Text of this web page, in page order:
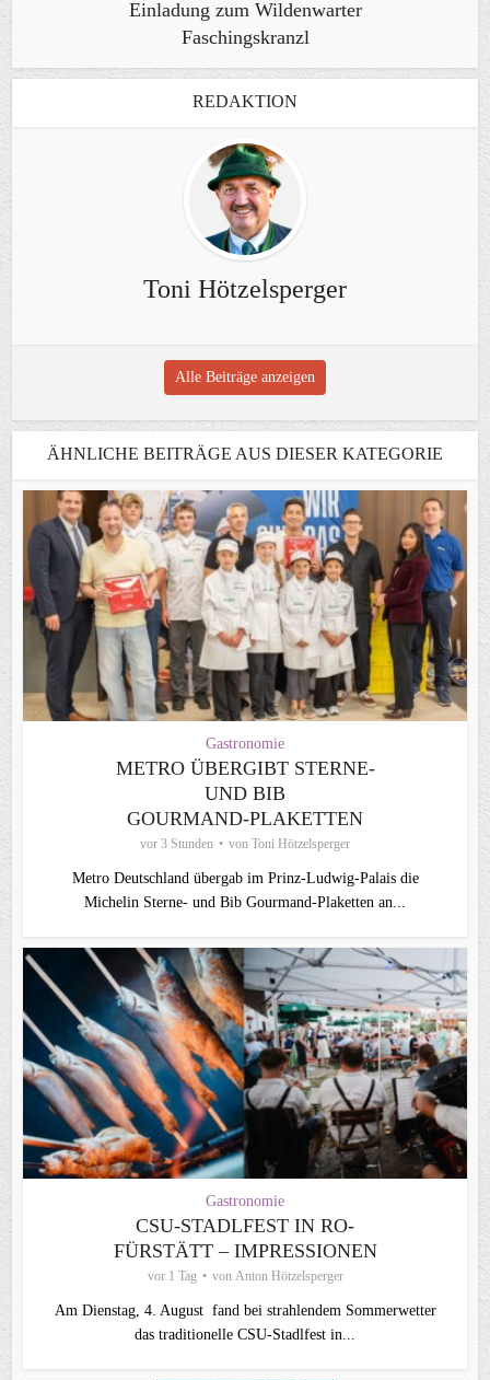
Einladung zum Wildenwarter
Faschingskranzl
REDAKTION
Toni Hötzelsperger
Alle Beiträge anzeigen
ÄHNLICHE BEITRÄGE AUS DIESER KATEGORIE
Gastronomie
METRO ÜBERGIBT STERNE-
UND BIB
GOURMAND‑PLAKETTEN
vor 3 Stunden von Toni Hötzelsperger
Metro Deutschland übergab im Prinz-Ludwig-Palais die
Michelin Sterne- und Bib Gourmand-Plaketten an...
Gastronomie
CSU-STADLFEST IN RO-
FÜRSTÄTT – IMPRESSIONEN
vor 1 Tag von Anton Hötzelsperger
Am Dienstag, 4. August fand bei strahlendem Sommerwetter
das traditionelle CSU-Stadlfest in...